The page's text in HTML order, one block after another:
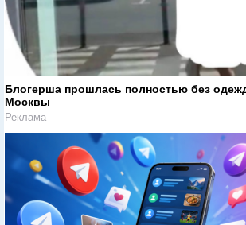
Блогерша прошлась полностью без
Москвы
Реклама